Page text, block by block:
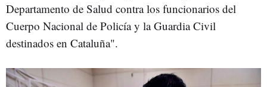
Departamento de Salud contra los funcionarios del
Cuerpo Nacional de Policía y la Guardia Civil
destinados en Cataluña".